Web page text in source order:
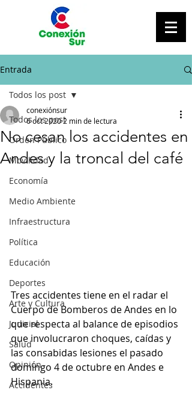
Entrada
Todos los post
Orden Público
Movilidad
Economía
Medio Ambiente
Infraestructura
Política
Educación
Deportes
Arte y Cultura
Judicial
Salud
Opinión
Accidentes
Todos los post
No cesan los accidentes en
Andes y la troncal del café
conexiónsur
6 oct 20202 min de lectura
Tres accidentes tiene en el radar el
Cuerpo de Bomberos de Andes en lo
que respecta al balance de episodios
que involucraron choques, caídas y
las consabidas lesiones el pasado
domingo 4 de octubre en Andes e
Hispania.